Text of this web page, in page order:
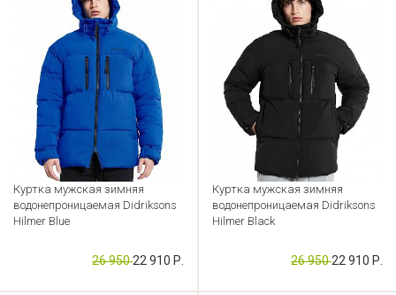
Куртка мужская зимняя
водонепроницаемая Didriksons
Hilmer Blue
Артикул: CB000049603
26 95022 910 Р.
Куртка мужская зимняя
водонепроницаемая Didriksons
Hilmer Black
Артикул: CB000049602
26 95022 910 Р.